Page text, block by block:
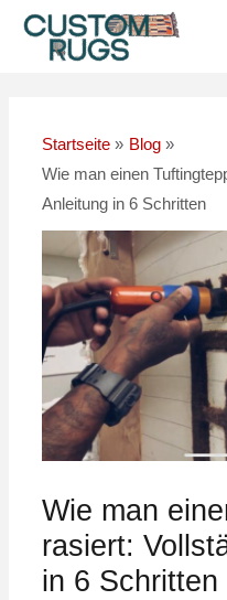
Zum
Inhalt
Startseite
Blog
Wie man einen
Anleitung in 6 Schritten
Wie man
rasiert:
in 6 Schritten
Nach